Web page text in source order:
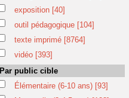
exposition [40]
outil pédagogique [104]
texte imprimé [8764]
vidéo [393]
Par public cible
Élémentaire (6-10 ans) [93]